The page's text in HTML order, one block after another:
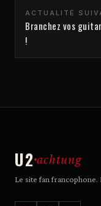
ACTUALITÉ
Branchez vos
!
U2 achtung
Le site fan francophone.